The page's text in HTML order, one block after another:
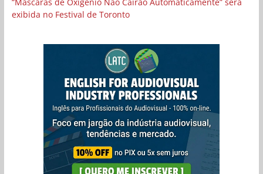
“Máscaras de Oxigênio Não Cairão Automaticamente” será
exibida no Festival de Toronto